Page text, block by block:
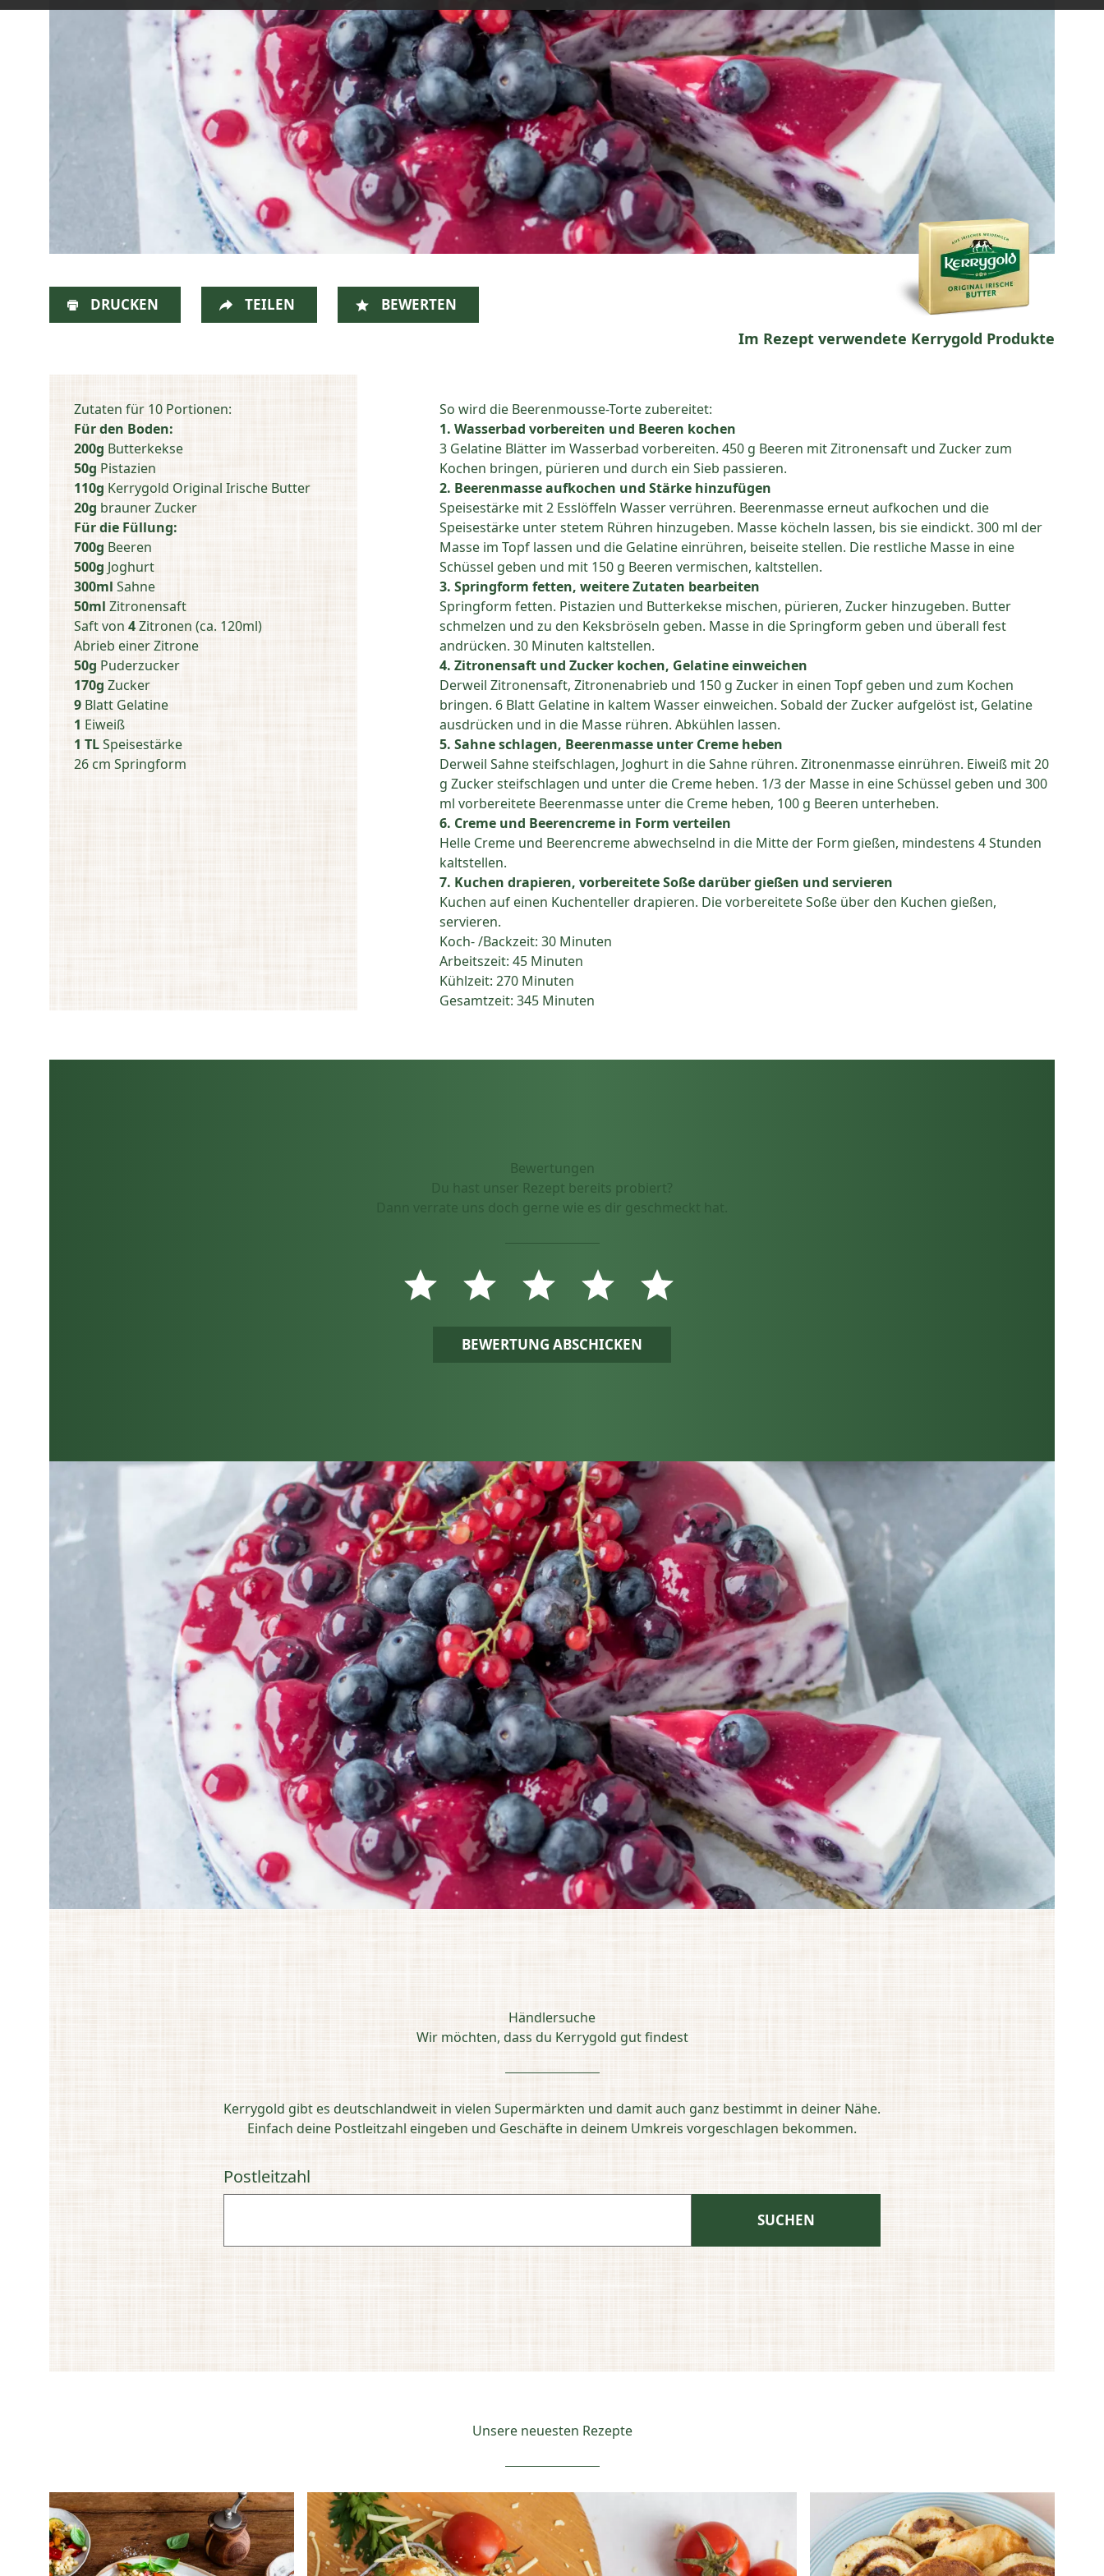
DRUCKEN TEILEN BEWERTEN
Im Rezept verwendete Kerrygold Produkte
Zutaten für 10 Portionen:
Für den Boden:
200g Butterkekse
50g Pistazien
110g Kerrygold Original Irische Butter
20g brauner Zucker
Für die Füllung:
700g Beeren
500g Joghurt
300ml Sahne
50ml Zitronensaft
Saft von 4Zitronen (ca. 120ml)
Abrieb einer Zitrone
50g Puderzucker
170g Zucker
9 Blatt Gelatine
1 Eiweiß
1 TLSpeisestärke
26 cm Springform
So wird die Beerenmousse-Torte zubereitet:
1. Wasserbad vorbereiten und Beeren kochen
3 Gelatine Blätter im Wasserbad vorbereiten. 450 g Beeren mit Zitronensaft und Zucker zum
Kochen bringen, pürieren und durch ein Sieb passieren.
2. Beerenmasse aufkochen und Stärke hinzufügen
Speisestärke mit 2 Esslöffeln Wasser verrühren. Beerenmasse erneut aufkochen und die
Speisestärke unter stetem Rühren hinzugeben. Masse köcheln lassen, bis sie eindickt. 300 ml der
Masse im Topf lassen und die Gelatine einrühren, beiseite stellen. Die restliche Masse in eine
Schüssel geben und mit 150 g Beeren vermischen, kaltstellen.
3. Springform fetten, weitere Zutaten bearbeiten
Springform fetten. Pistazien und Butterkekse mischen, pürieren, Zucker hinzugeben. Butter
schmelzen und zu den Keksbröseln geben. Masse in die Springform geben und überall fest
andrücken. 30 Minuten kaltstellen.
4. Zitronensaft und Zucker kochen, Gelatine einweichen
Derweil Zitronensaft, Zitronenabrieb und 150 g Zucker in einen Topf geben und zum Kochen
bringen. 6 Blatt Gelatine in kaltem Wasser einweichen. Sobald der Zucker aufgelöst ist, Gelatine
ausdrücken und in die Masse rühren. Abkühlen lassen.
5. Sahne schlagen, Beerenmasse unter Creme heben
Derweil Sahne steifschlagen, Joghurt in die Sahne rühren. Zitronenmasse einrühren. Eiweiß mit 20
g Zucker steifschlagen und unter die Creme heben. 1/3 der Masse in eine Schüssel geben und 300
ml vorbereitete Beerenmasse unter die Creme heben, 100 g Beeren unterheben.
6. Creme und Beerencreme in Form verteilen
Helle Creme und Beerencreme abwechselnd in die Mitte der Form gießen, mindestens 4 Stunden
kaltstellen.
7. Kuchen drapieren, vorbereitete Soße darüber gießen und servieren
Kuchen auf einen Kuchenteller drapieren. Die vorbereitete Soße über den Kuchen gießen,
servieren.
Koch- /Backzeit: 30 Minuten
Arbeitszeit: 45 Minuten
Kühlzeit: 270 Minuten
Gesamtzeit: 345 Minuten
Bewertungen
Du hast unser Rezept bereits probiert?
Dann verrate uns doch gerne wie es dir geschmeckt hat.
BEWERTUNG ABSCHICKEN
Händlersuche
Wir möchten, dass du Kerrygold gut findest
Kerrygold gibt es deutschlandweit in vielen Supermärkten und damit auch ganz bestimmt in deiner Nähe.
Einfach deine Postleitzahl eingeben und Geschäfte in deinem Umkreis vorgeschlagen bekommen.
Postleitzahl
Unsere neuesten Rezepte